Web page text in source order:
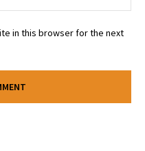
in this browser for the next